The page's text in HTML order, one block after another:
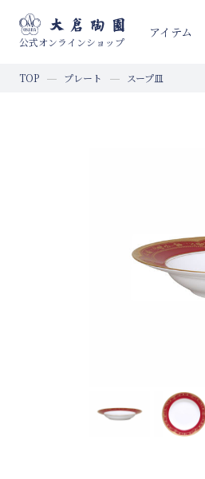
公式オンラインショップ
アイテム
TOP プレート スープ皿